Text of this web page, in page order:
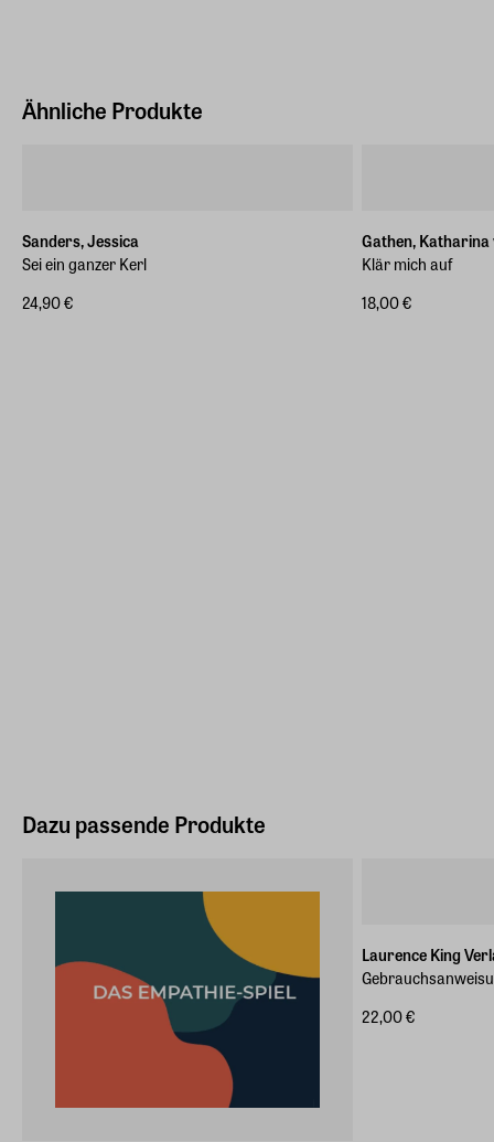
Ähnliche Produkte
Sanders, Jessica
Sei ein ganzer Kerl
24,90 €
Gathen, Katharina
Klär mich auf
18,00 €
Dazu passende Produkte
Laurence King
22,00 €